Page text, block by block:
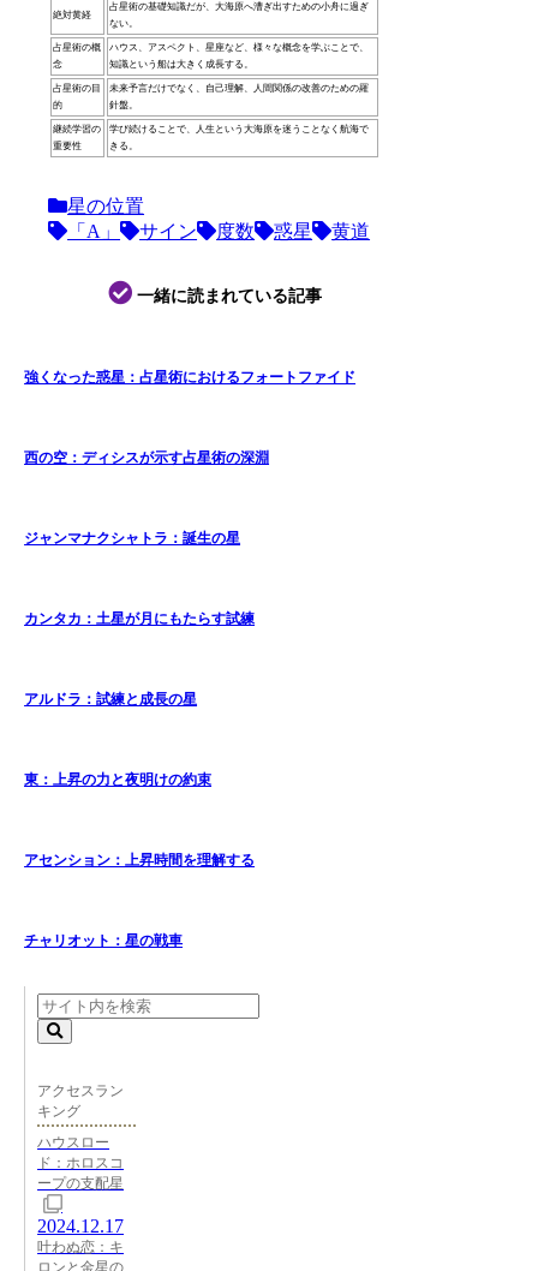
絶対黄経
占星術の基礎知識だが、大海原へ漕ぎ出すための小舟に過ぎ
ない。
占星術の概
念
ハウス、アスペクト、星座など、様々な概念を学ぶことで、
知識という船は大きく成長する。
占星術の目
的
未来予言だけでなく、自己理解、人間関係の改善のための羅
針盤。
継続学習の
重要性
学び続けることで、人生という大海原を迷うことなく航海で
きる。
星の位置
「A」
サイン 度数 惑星 黄道
一緒に読まれている記事
強くなった惑星：占星術におけるフォートファイド
西の空：ディシスが示す占星術の深淵
ジャンマナクシャトラ：誕生の星
カンタカ：土星が月にもたらす試練
アルドラ：試練と成長の星
東：上昇の力と夜明けの約束
アセンション：上昇時間を理解する
チャリオット：星の戦車
アクセスラン
キング
ハウスロー
ド：ホロスコ
ープの支配星
2024.12.17
叶わぬ恋：キ
ロンと金星の